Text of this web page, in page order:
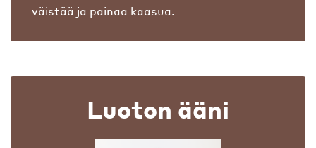
väistää ja painaa kaasua.
Luoton ääni